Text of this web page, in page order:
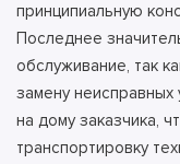
принципиальную
Последнее
обслуживание, так
замену
на дому заказчика,
транспортировку